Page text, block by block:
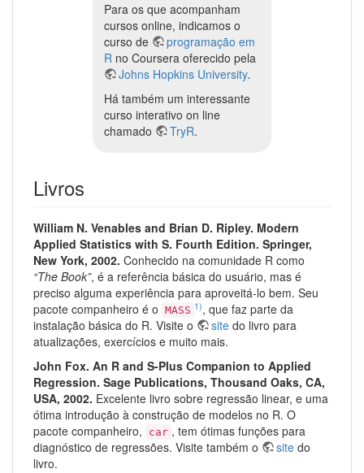
Para os que acompanham
cursos online, indicamos o
curso de
programação em
R no Coursera oferecido pela
Johns Hopkins University.
Há também um interessante
curso interativo on line
chamado
TryR.
Livros
William N. Venables and Brian D. Ripley. Modern
Applied Statistics with S. Fourth Edition. Springer,
New York, 2002. Conhecido na comunidade R como
“The Book”, é a referência básica do usuário, mas é
preciso alguma experiência para aproveitá-lo bem. Seu
pacote companheiro é o MASS 1), que faz parte da
instalação básica do R. Visite o
site do livro para
atualizações, exercícios e muito mais.
John Fox. An R and S-Plus Companion to Applied
Regression. Sage Publications, Thousand Oaks, CA,
USA, 2002. Excelente livro sobre regressão linear, e uma
ótima introdução à construção de modelos no R. O
pacote companheiro,
car , tem ótimas funções para
diagnóstico de regressões. Visite também o
site do
livro.